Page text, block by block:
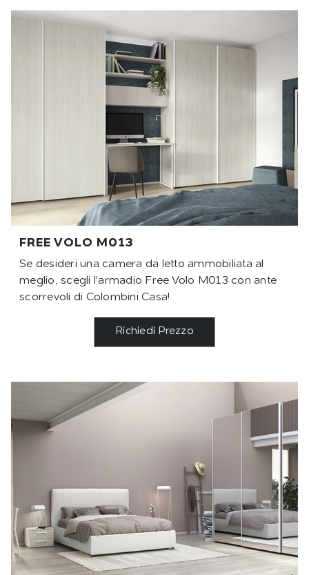
FREE VOLO M013
Se desideri una camera da letto ammobiliata al
meglio, scegli l'armadio Free Volo M013 con ante
scorrevoli di Colombini Casa!
Richiedi Prezzo